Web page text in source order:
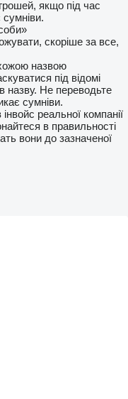
якщо під час
скоріше за все,
назвою
під відомі
назву. Не переводьте
сумніви.
реальної компанії
в правильності
вони до зазначеної